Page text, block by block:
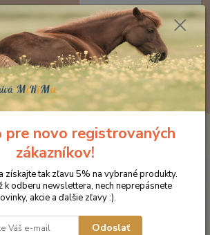
Menu
0ks
za0 €
MONTAR ZĽAVY!
Čelenky na uzdečky
Crystal hnedá
pre novo registrovaných
zákazníkov!
získajte tak zľavu 5% na vybrané produkty.
k odberu newslettera, nech neprepásnete
akcie a ďalšie zľavy :).
Odoslať